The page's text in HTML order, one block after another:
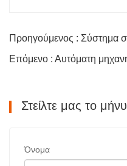
Προηγούμενος : Σύστημα
Επόμενο : Αυτόματη
Στείλτε μας το
Όνομα